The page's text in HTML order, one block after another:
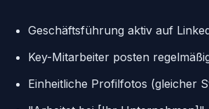
Geschäftsführung aktiv auf
Key-Mitarbeiter posten
Einheitliche Profilfotos (gleicher